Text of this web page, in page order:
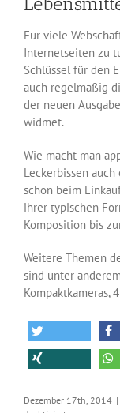
Für viele
Internetseiten zu
Schlüssel für den
auch regelmäßig
der neuen
widmet.
Wie macht man
Leckerbissen
schon beim
ihrer typischen
Komposition bis
Weitere Themen
sind unter
Kompaktkameras,
Dezember 17th, 2014 |